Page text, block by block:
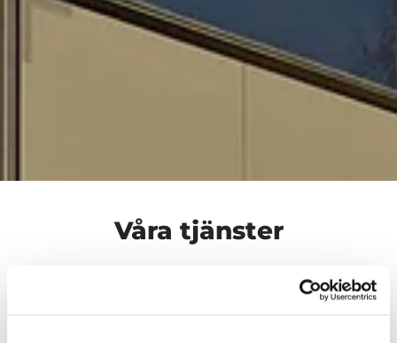
Våra tjänster
Vi distribuerar gods dagligen till/från Göteborg -
Svinesund, hela Bohuslän samt Dalsland, Trollhättan &
Vänersborg. Vi har daglig transport till/från Strömstad –